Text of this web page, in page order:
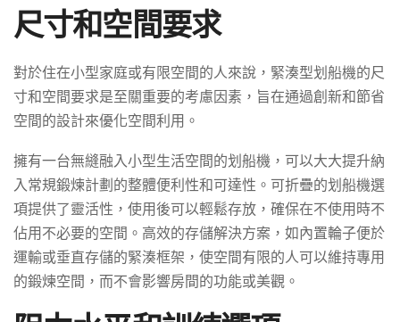
尺寸和空間要求
對於住在小型家庭或有限空間的人來說，緊湊型划船機的尺
寸和空間要求是至關重要的考慮因素，旨在通過創新和節省
空間的設計來優化空間利用。
擁有一台無縫融入小型生活空間的划船機，可以大大提升納
入常規鍛煉計劃的整體便利性和可達性。可折疊的划船機選
項提供了靈活性，使用後可以輕鬆存放，確保在不使用時不
佔用不必要的空間。高效的存儲解決方案，如內置輪子便於
運輸或垂直存儲的緊湊框架，使空間有限的人可以維持專用
的鍛煉空間，而不會影響房間的功能或美觀。